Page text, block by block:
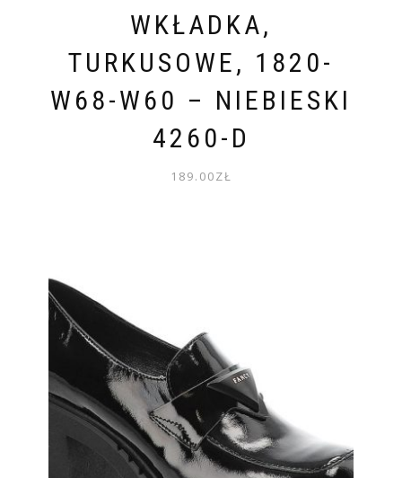
WKŁADKA,
TURKUSOWE, 1820-
W68-W60 – NIEBIESKI
4260-D
189.00ZŁ